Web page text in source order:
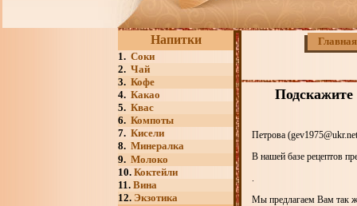
Напитки
1. Соки
2. Чай
3. Кофе
4. Какао
5. Квас
6. Компоты
7. Кисели
8. Минералка
9. Молоко
10. Коктейли
11. Вина
12. Экзотика
Главная
Подскажите
Петрова
В нашей базе рецептов
.
Мы предлагаем Вам так